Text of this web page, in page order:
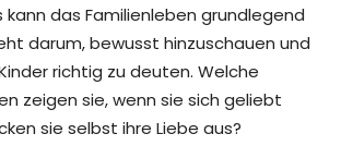
kann das Familienleben grundlegend
darum, bewusst hinzuschauen und
richtig zu deuten. Welche
zeigen sie, wenn sie sich geliebt
sie selbst ihre Liebe aus?